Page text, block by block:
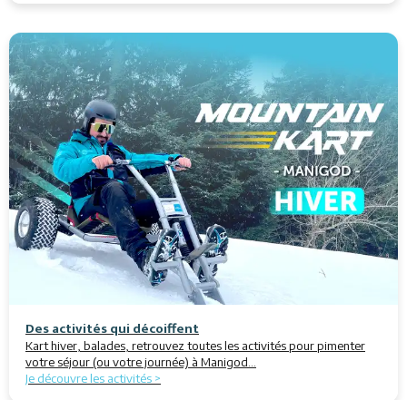
Des activités qui décoiffent
Kart hiver, balades, retrouvez toutes les activités pour pimenter
votre séjour (ou votre journée) à Manigod...
Je découvre les activités >